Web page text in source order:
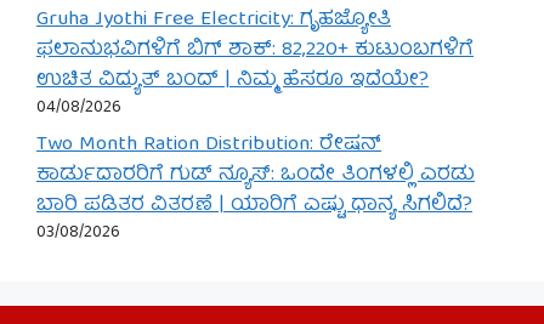
Gruha Jyothi Free Electricity: ಗೃಹಜ್ಯೋತಿ
ಫಲಾನುಭವಿಗಳಿಗೆ ಬಿಗ್ ಶಾಕ್: 82,220+ ಕುಟುಂಬಗಳಿಗೆ
ಉಚಿತ ವಿದ್ಯುತ್ ಬಂದ್ | ನಿಮ್ಮ ಹೆಸರೂ ಇದೆಯೇ?
04/08/2026
Two Month Ration Distribution: ರೇಷನ್
ಕಾರ್ಡುದಾರರಿಗೆ ಗುಡ್ ನ್ಯೂಸ್: ಒಂದೇ ತಿಂಗಳಲ್ಲಿ ಎರಡು
ಬಾರಿ ಪಡಿತರ ವಿತರಣೆ | ಯಾರಿಗೆ ಎಷ್ಟು ಧಾನ್ಯ ಸಿಗಲಿದೆ?
03/08/2026